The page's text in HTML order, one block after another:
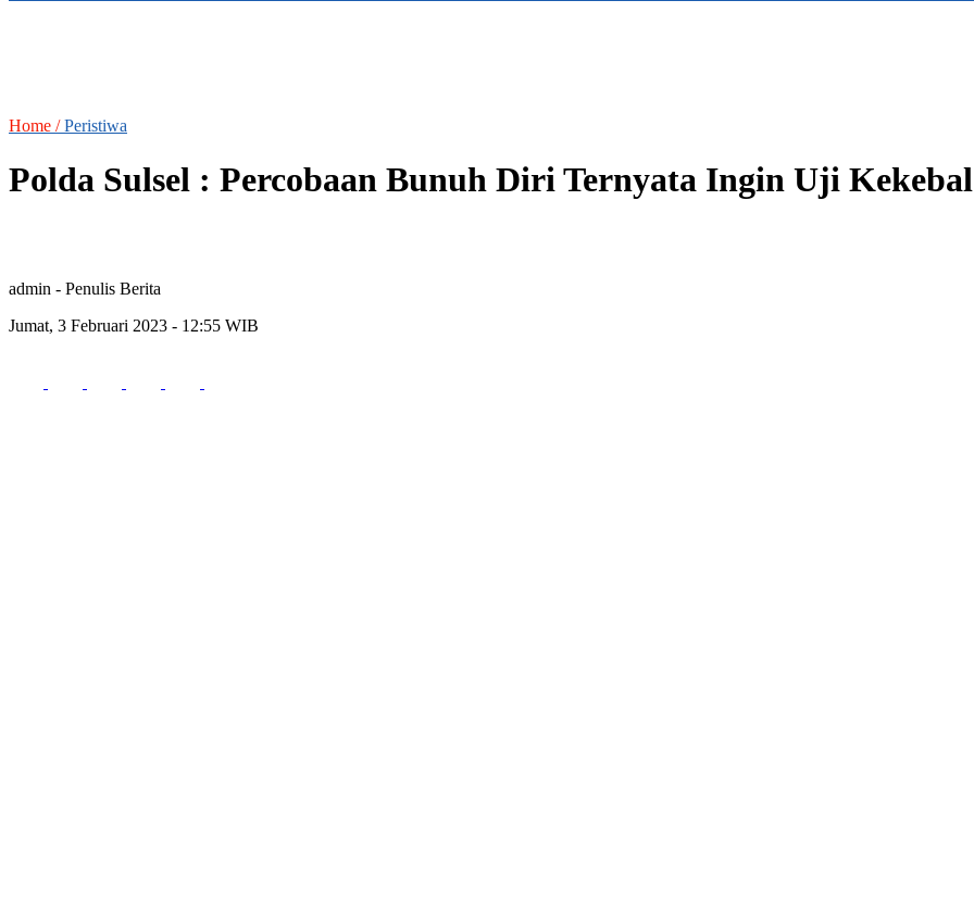
Home /Peristiwa
Polda Sulsel : Percobaan Bunuh Diri Ternyata Ingin Uji
admin - Penulis Berita
Jumat, 3 Februari 2023 - 12:55 WIB